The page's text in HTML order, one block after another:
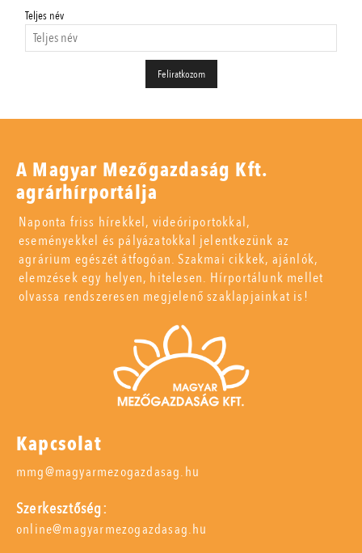
Teljes név
A Magyar Mezőgazdaság Kft.
agrárhírportálja
Naponta friss hírekkel, videóriportokkal,
eseményekkel és pályázatokkal jelentkezünk az
agrárium egészét átfogóan. Szakmai cikkek, ajánlók,
elemzések egy helyen, hitelesen. Hírportálunk mellet
olvassa rendszeresen megjelenő szaklapjainkat is!
Kapcsolat
mmg@magyarmezogazdasag.hu
Szerkesztőség:
online@magyarmezogazdasag.hu